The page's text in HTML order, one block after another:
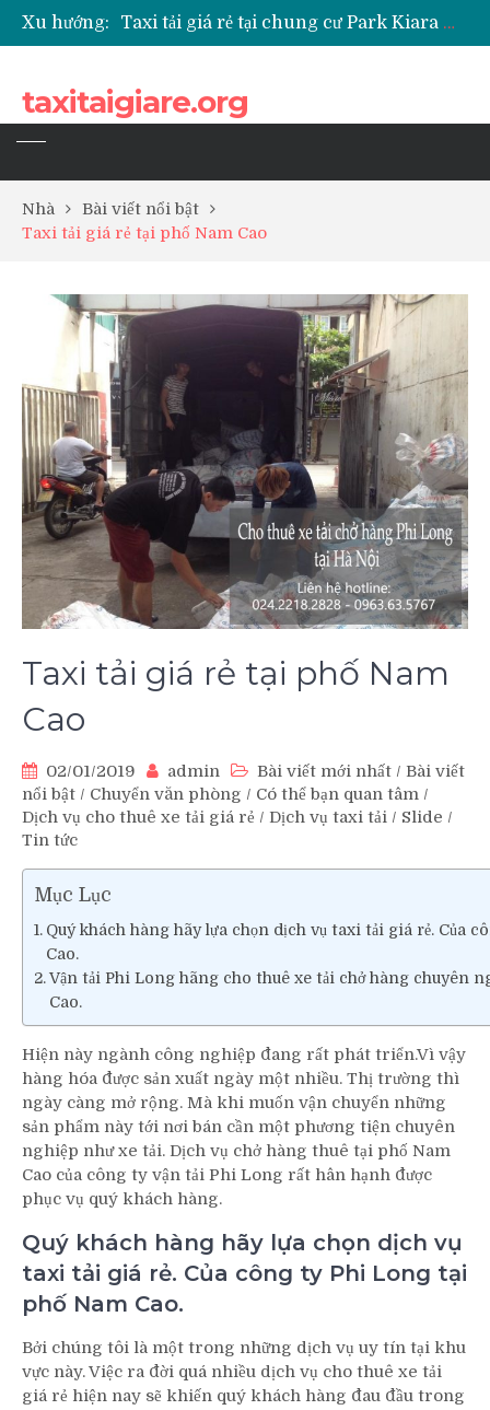
Xu hướng:
Taxi tải giá rẻ tại chung cư Park Kiara Hà Đông
Taxi tải giá rẻ tại chung cư Grande Park Phú Lãm
taxitaigiare.org
Nhà
Bài viết nổi bật
Taxi tải giá rẻ tại phố Nam Cao
Taxi tải giá rẻ tại phố Nam
Cao
02/01/2019 admin Bài viết mới nhất / Bài viết
nổi bật / Chuyển văn phòng / Có thể bạn quan tâm /
Dịch vụ cho thuê xe tải giá rẻ / Dịch vụ taxi tải / Slide /
Tin tức
Mục Lục
Quý khách hàng hãy lựa chọn dịch vụ taxi tải giá rẻ. Của
Cao.
Vận tải Phi Long hãng cho thuê xe tải chở hàng chuyên
Cao.
Hiện này ngành công nghiệp đang rất phát triển.Vì vậy
hàng hóa được sản xuất ngày một nhiều. Thị trường thì
ngày càng mở rộng. Mà khi muốn vận chuyển những
sản phẩm này tới nơi bán cần một phương tiện chuyên
nghiệp như xe tải. Dịch vụ chở hàng thuê tại phố Nam
Cao của công ty vận tải Phi Long rất hân hạnh được
phục vụ quý khách hàng.
Quý khách hàng hãy lựa chọn dịch vụ
taxi tải giá rẻ. Của công ty Phi Long tại
phố Nam Cao.
Bởi chúng tôi là một trong những dịch vụ uy tín tại khu
vực này. Việc ra đời quá nhiều dịch vụ cho thuê xe tải
giá rẻ hiện nay sẽ khiến quý khách hàng đau đầu trong